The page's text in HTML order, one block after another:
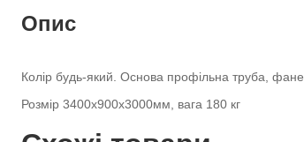
Опис
Колір будь-який. Основа профільна труба,
Розмір 3400х900х3000мм, вага 180 кг